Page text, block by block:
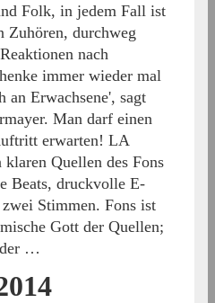
Folk, in jedem Fall ist
Zuhören, durchweg
nach
immer wieder mal
an Erwachsene', sagt
Man darf einen
erwarten! LA
Quellen des Fons
Beats, druckvolle E-
Stimmen. Fons ist
Gott der Quellen;
der …